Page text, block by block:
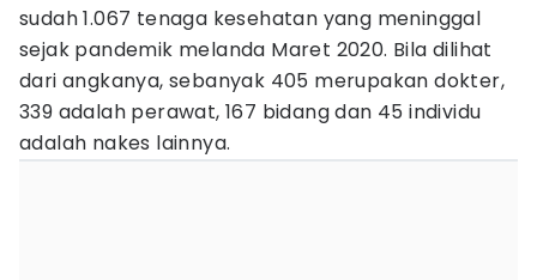
sudah 1.067 tenaga kesehatan yang meninggal
sejak pandemik melanda Maret 2020. Bila dilihat
dari angkanya, sebanyak 405 merupakan dokter,
339 adalah perawat, 167 bidang dan 45 individu
adalah nakes lainnya.